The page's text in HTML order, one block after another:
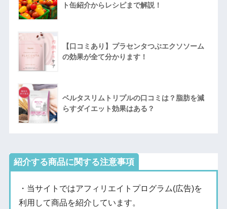
ト缶紹介からレシピまで解説！
【口コミあり】プラセンタつぶエクソソーム
の効果が全て分かります！
ベルタスリムトリプルの口コミは？脂肪を減
らすダイエット効果はある？
紹介する商品に関する注意事項
・当サイトではアフィリエイトプログラム(広告)を
利用して商品を紹介しています。